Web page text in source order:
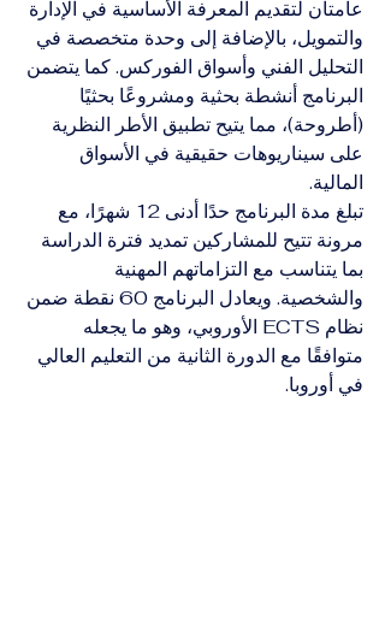
عامتان لتقديم المعرفة الأساسية في الإدارة
والتمويل، بالإضافة إلى وحدة متخصصة في
التحليل الفني وأسواق الفوركس. كما يتضمن
البرنامج أنشطة بحثية ومشروعًا بحثيًا
(أطروحة)، مما يتيح تطبيق الأطر النظرية
على سيناريوهات حقيقية في الأسواق
المالية.
تبلغ مدة البرنامج حدًا أدنى 12 شهرًا، مع
مرونة تتيح للمشاركين تمديد فترة الدراسة
بما يتناسب مع التزاماتهم المهنية
والشخصية. ويعادل البرنامج 60 نقطة ضمن
نظام ECTS الأوروبي، وهو ما يجعله
متوافقًا مع الدورة الثانية من التعليم العالي
في أوروبا.